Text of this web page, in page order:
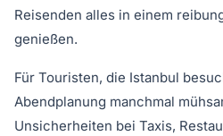
Reisenden alles in einem
genießen.
Für Touristen, die Istanbul
Abendplanung manchmal
Unsicherheiten bei Taxis,